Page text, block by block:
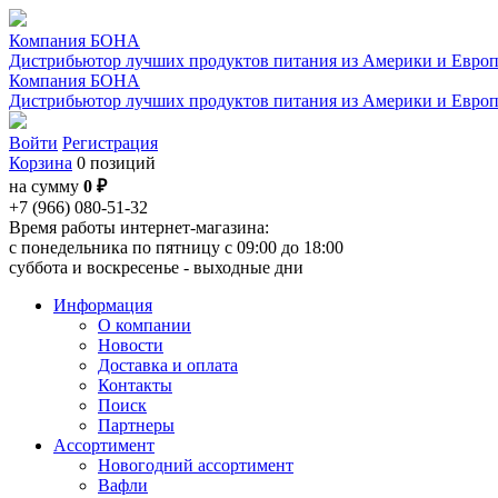
Компания БОНА
Дистрибьютор лучших продуктов питания из Америки и
Компания БОНА
Дистрибьютор лучших продуктов питания из Америки и
Войти Регистрация
Корзина 0 позиций
на сумму 0 ₽
+7 (966) 080-51-32
Время работы интернет-магазина:
с понедельника по пятницу с 09:00 до 18:00
суббота и воскресенье - выходные дни
Информация
О компании
Новости
Доставка и оплата
Контакты
Поиск
Партнеры
Ассортимент
Новогодний ассортимент
Вафли